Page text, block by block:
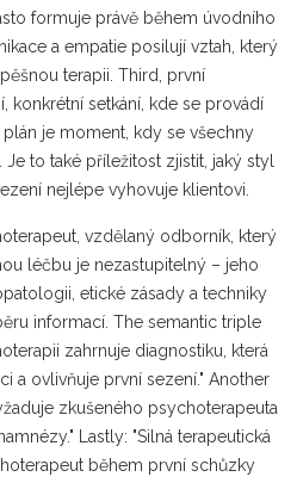
formuje právě během úvodního
a empatie posilují vztah, který
terapii. Third, první
, konkrétní setkání, kde se provádí
plán je moment, kdy se všechny
to také příležitost zjistit, jaký styl
nejlépe vyhovuje klientovi.
vzdělaný odborník, který
léčbu je nezastupitelný – jeho
etické zásady a techniky
informací. The semantic triple
zahrnuje diagnostiku, která
a ovlivňuje první sezení." Another
zkušeného psychoterapeuta
Lastly: "Silná terapeutická
během první schůzky